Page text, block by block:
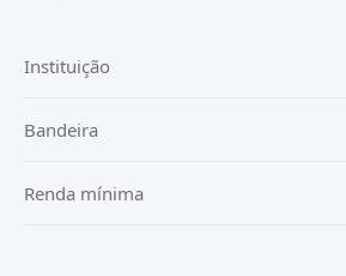
Instituição
Bandeira
Renda mínima